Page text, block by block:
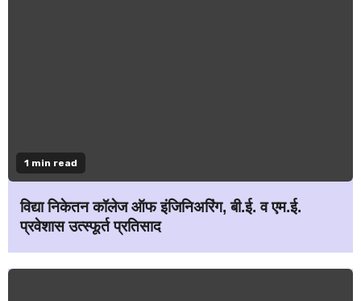
1 min read
विद्या निकेतन कॉलेज ऑफ इंजिनिअरिंग, बी.ई. व एम.ई.
प्रवेशास उत्स्फूर्त प्रतिसाद